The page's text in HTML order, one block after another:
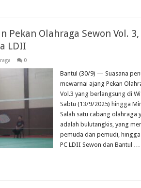
Pekan Olahraga Sewon Vol.
LDII
0
Bantul (30/9) — Suasana
mewarnai ajang Pekan
Vol.3 yang berlangsung di
Sabtu (13/9/2025) hingga
Salah satu cabang olahraga
adalah bulutangkis, yang
pemuda dan pemudi,
PC LDII Sewon dan Bantul …